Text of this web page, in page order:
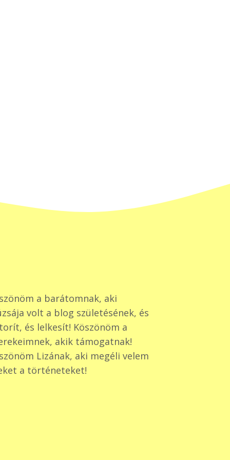
a barátomnak, aki
volt a blog születésének, és
és lelkesít! Köszönöm a
akik támogatnak!
Lizának, aki megéli velem
a történeteket!